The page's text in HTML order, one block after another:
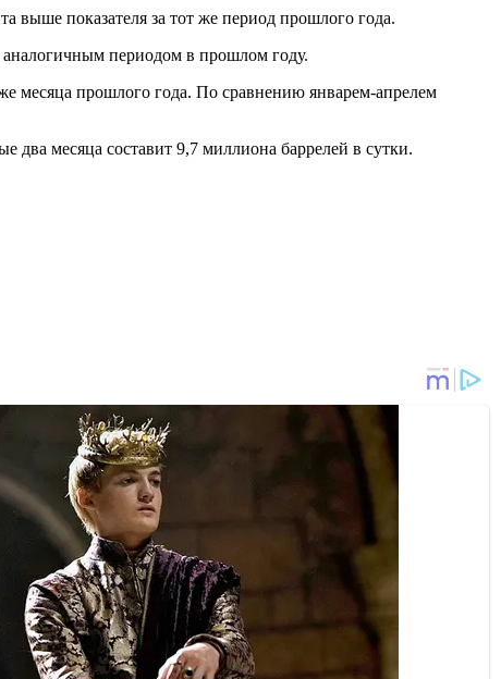
выше показателя за тот же период прошлого года.
аналогичным периодом в прошлом году.
месяца прошлого года. По сравнению январем-апрелем
два месяца составит 9,7 миллиона баррелей в сутки.